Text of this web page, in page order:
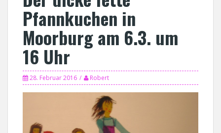
Pfannkuchen in
Moorburg am 6.3. um
16 Uhr
28. Februar 2016 Robert